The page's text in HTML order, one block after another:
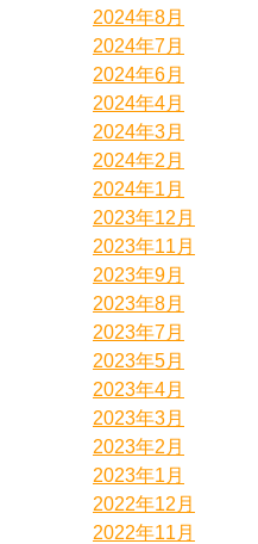
2024年8月
2024年7月
2024年6月
2024年4月
2024年3月
2024年2月
2024年1月
2023年12月
2023年11月
2023年9月
2023年8月
2023年7月
2023年5月
2023年4月
2023年3月
2023年2月
2023年1月
2022年12月
2022年11月